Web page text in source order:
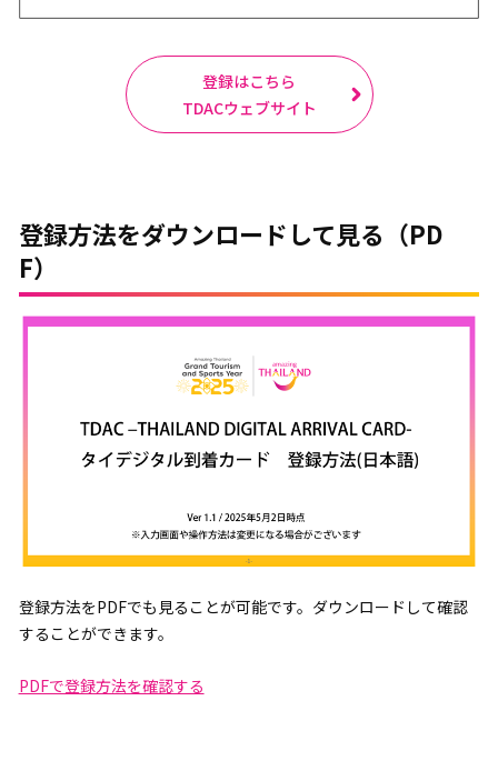
登録はこちら
TDACウェブサイト
登録方法をダウンロードして見る（PD
F）
登録方法をPDFでも見ることが可能です。ダウンロードして確認
することができます。
PDFで登録方法を確認する